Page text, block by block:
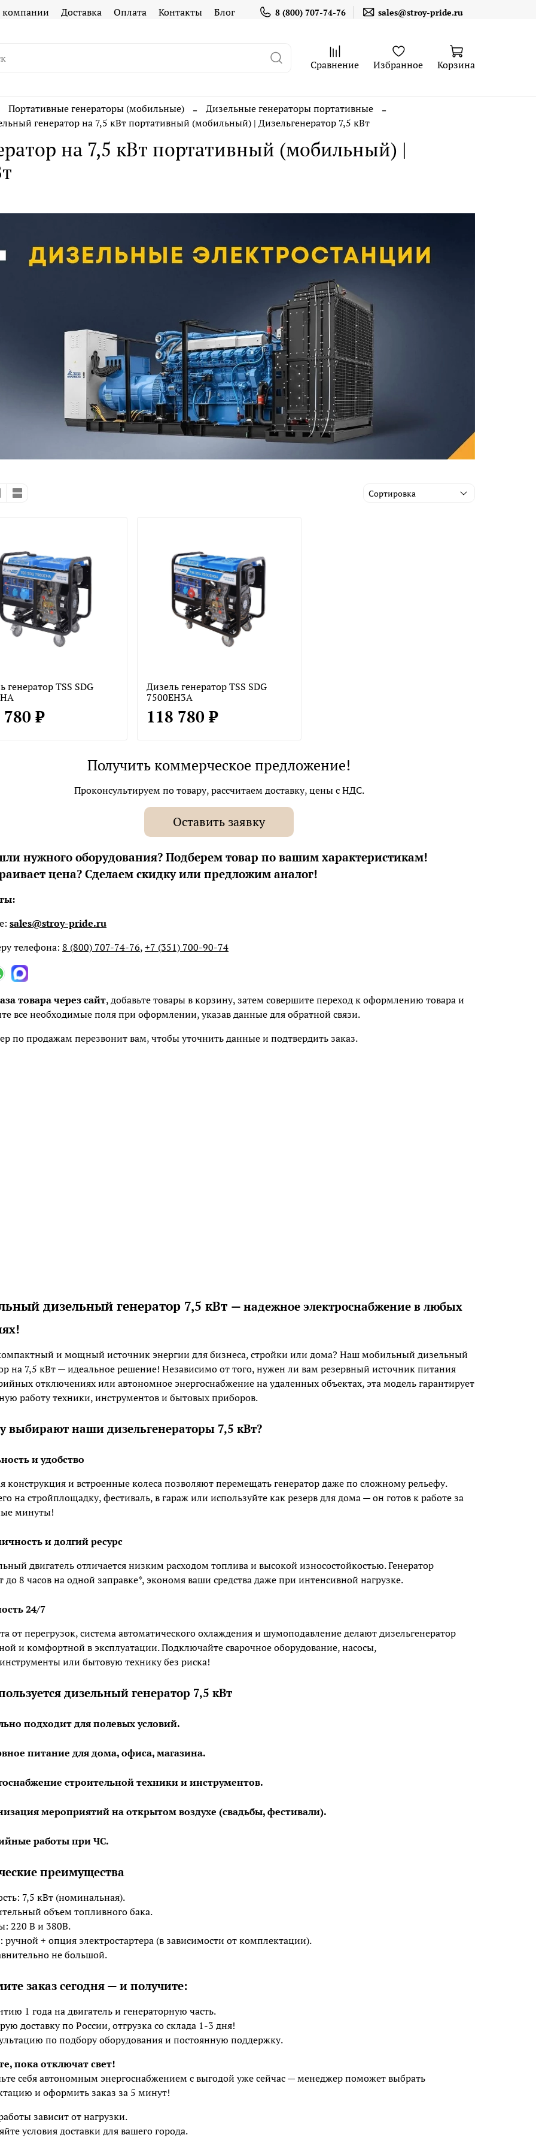
Доставка Оплата Контакты Блог 8 (800) 707-74-76 sales@stroy-pride.ru
Сравнение Избранное Корзина
Портативные генераторы (мобильные)
Дизельные генераторы портативные
генератор на 7,5 кВт портативный (мобильный) | Дизельгенератор 7,5 кВт
на 7,5 кВт портативный (мобильный) |
генератор TSS SDG
780 ₽
Дизель генератор TSS SDG
7500EH3A
118 780 ₽
Получить коммерческое предложение!
Проконсультируем по товару, рассчитаем доставку, цены с НДС.
Оставить заявку
нужного оборудования? Подберем товар по вашим характеристикам!
цена? Сделаем скидку или предложим аналог!
sales@stroy-pride.ru
телефона:8 (800) 707-74-76,+7 (351) 700-90-74
товара через сайт, добавьте товары в корзину, затем совершите переход к оформлению товара и
все необходимые поля при оформлении, указав данные для обратной связи.
по продажам перезвонит вам, чтобы уточнить данные и подтвердить заказ.
дизельный генератор 7,5 кВт — надежное электроснабжение в любых
и мощный источник энергии для бизнеса, стройки или дома? Наш мобильный дизельный
на 7,5 кВт — идеальное решение! Независимо от того, нужен ли вам резервный источник питания
отключениях или автономное энергоснабжение на удаленных объектах, эта модель гарантирует
работу техники, инструментов и бытовых приборов.
выбирают наши дизельгенераторы 7,5 кВт?
и удобство
конструкция и встроенные колеса позволяют перемещать генератор даже по сложному рельефу.
на стройплощадку, фестиваль, в гараж или используйте как резерв для дома — он готов к работе за
минуты!
и долгий ресурс
двигатель отличается низким расходом топлива и высокой износостойкостью. Генератор
до 8 часов на одной заправке*, экономя ваши средства даже при интенсивной нагрузке.
24/7
от перегрузок, система автоматического охлаждения и шумоподавление делают дизельгенератор
и комфортной в эксплуатации. Подключайте сварочное оборудование, насосы,
или бытовую технику без риска!
дизельный генератор 7,5 кВт
подходит для полевых условий.
питание для дома, офиса, магазина.
строительной техники и инструментов.
мероприятий на открытом воздухе (свадьбы, фестивали).
работы при ЧС.
преимущества
7,5 кВт (номинальная).
объем топливного бака.
220 В и 380В.
ручной + опция электростартера (в зависимости от комплектации).
не большой.
заказ сегодня — и получите:
1 года на двигатель и генераторную часть.
доставку по России, отгрузка со склада 1-3 дня!
по подбору оборудования и постоянную поддержку.
пока отключат свет!
себя автономным энергоснабжением с выгодой уже сейчас — менеджер поможет выбрать
и оформить заказ за 5 минут!
зависит от нагрузки.
условия доставки для вашего города.